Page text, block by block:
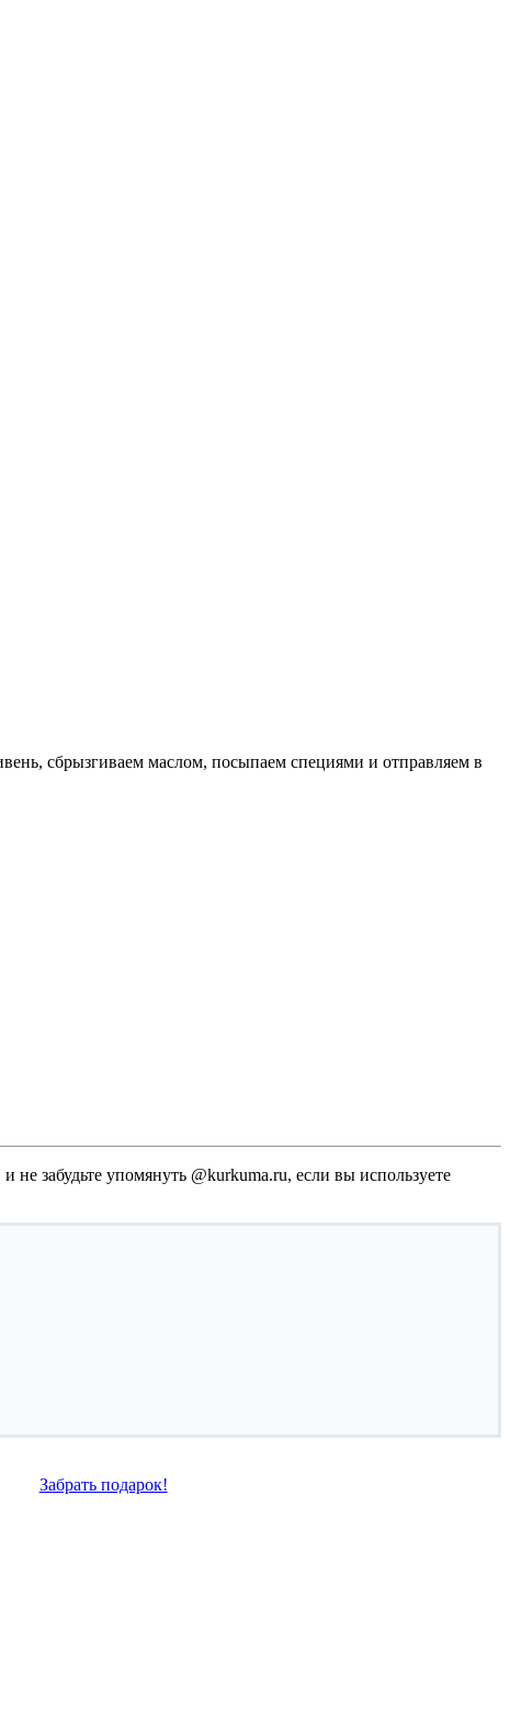
сбрызгиваем маслом, посыпаем специями и отправляем в
не забудьте упомянуть @kurkuma.ru, если вы используете
Забрать подарок!